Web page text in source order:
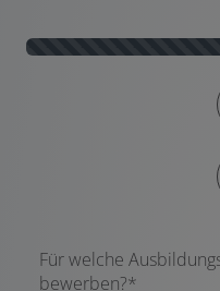
Kontaktformular-
Für welche
bewerben?*